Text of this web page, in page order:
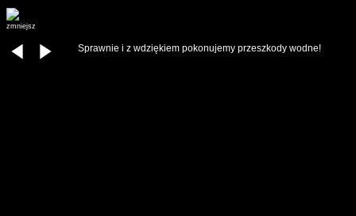
zmniejsz
Sprawnie i z wdziękiem pokonujemy przeszkody wodne!